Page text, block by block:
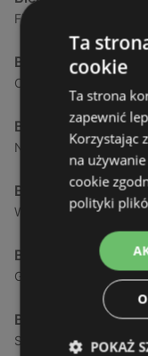
Fińska 4, 72-602
Biedronka
Chrobrego 9, 72-600
Biedronka
Nowokarsiborska 2,
Biedronka
Wojska Polskiego
Biedronka
Gryfa Pomorskiego,
Biedronka
Sienkiewicza 32, 72-
Ta
cookie
Ta strona
zapewnić
Korzystając
na
cookie
polityki
POKAŻ